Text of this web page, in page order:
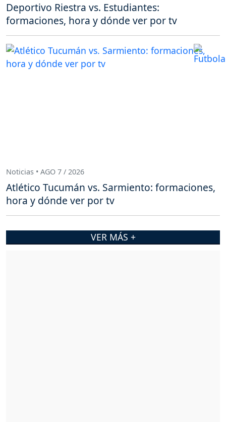
Deportivo Riestra vs. Estudiantes:
formaciones, hora y dónde ver por tv
Noticias • AGO 7 / 2026
Atlético Tucumán vs. Sarmiento: formaciones,
hora y dónde ver por tv
VER MÁS +